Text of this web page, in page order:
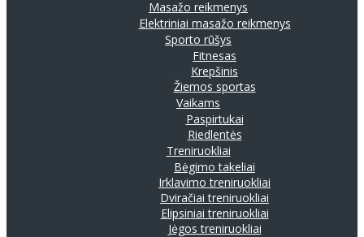
Masažo reikmenys
Elektriniai masažo reikmenys
Sporto rūšys
Fitnesas
Krepšinis
Žiemos sportas
Vaikams
Paspirtukai
Riedlentės
Treniruokliai
Bėgimo takeliai
Irklavimo treniruokliai
Dviračiai treniruokliai
Elipsiniai treniruokliai
Jėgos treniruokliai